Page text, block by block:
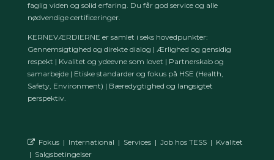
faglig viden og solid erfaring. Du får god service og alle
nødvendige certificeringer.
KERNEVÆRDIERNE er samlet i seks hovedpunkter:
Gennemsigtighed og direkte dialog | Ærlighed og gensidig
respekt | Kvalitet og ydeevne som lovet | Partnerskab og
samarbejde | Etiske standarder og fokus på HSE (Health,
Safety, Environment) | Bæredygtighed og langsigtet
perspektiv.
Fokus| International | Services| Job hos TESS| Kvalitet
| Salgsbetingelser